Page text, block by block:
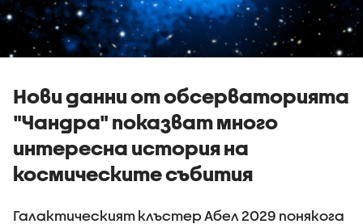
Нови данни от обсерваторията
"Чандра" показват много
интересна история на
космическите събития
Галактическият клъстер Абел 2029 понякога